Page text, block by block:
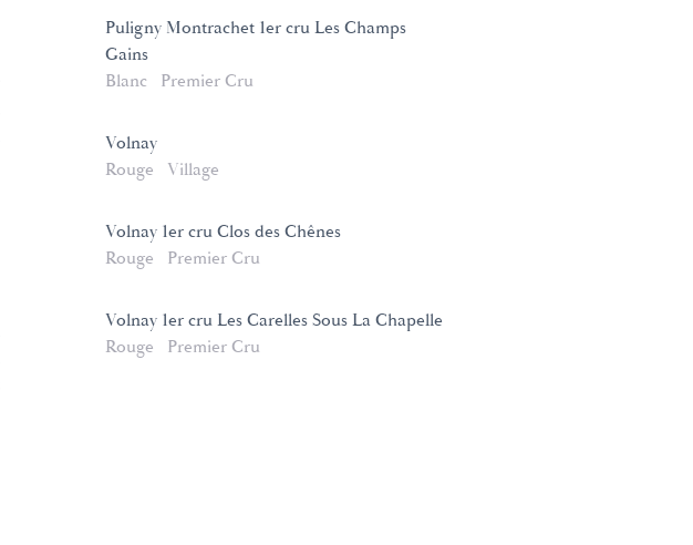
Puligny Montrachet 1er cru Les Champs
Gains
Blanc
Premier Cru
Volnay
Rouge
Village
Volnay 1er cru Clos des Chênes
Rouge
Premier Cru
Volnay 1er cru Les Carelles Sous La Chapelle
Rouge
Premier Cru